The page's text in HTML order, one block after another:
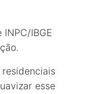
IBGE
esse